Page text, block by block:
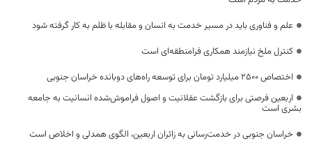
علم و فناوری باید در مسیر خدمت به انسان و مقابله با ظلم به کار گرفته شود
کنترل ملخ نیازمند همکاری فرامنطقه‌ای است
اختصاص 2500 میلیارد تومان برای توسعه راه‌های دوبانده خراسان جنوبی
اربعین فرصتی برای بازگشت عقلانیت و اصول فراموش‌شده انسانیت به جامعه
بشری است
خراسان جنوبی در خدمت‌رسانی به زائران اربعین، الگوی همدلی و اخلاص است